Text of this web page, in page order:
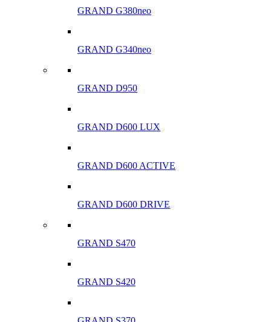
GRAND G380neo
GRAND G340neo
GRAND D950
GRAND D600 LUX
GRAND D600 ACTIVE
GRAND D600 DRIVE
GRAND S470
GRAND S420